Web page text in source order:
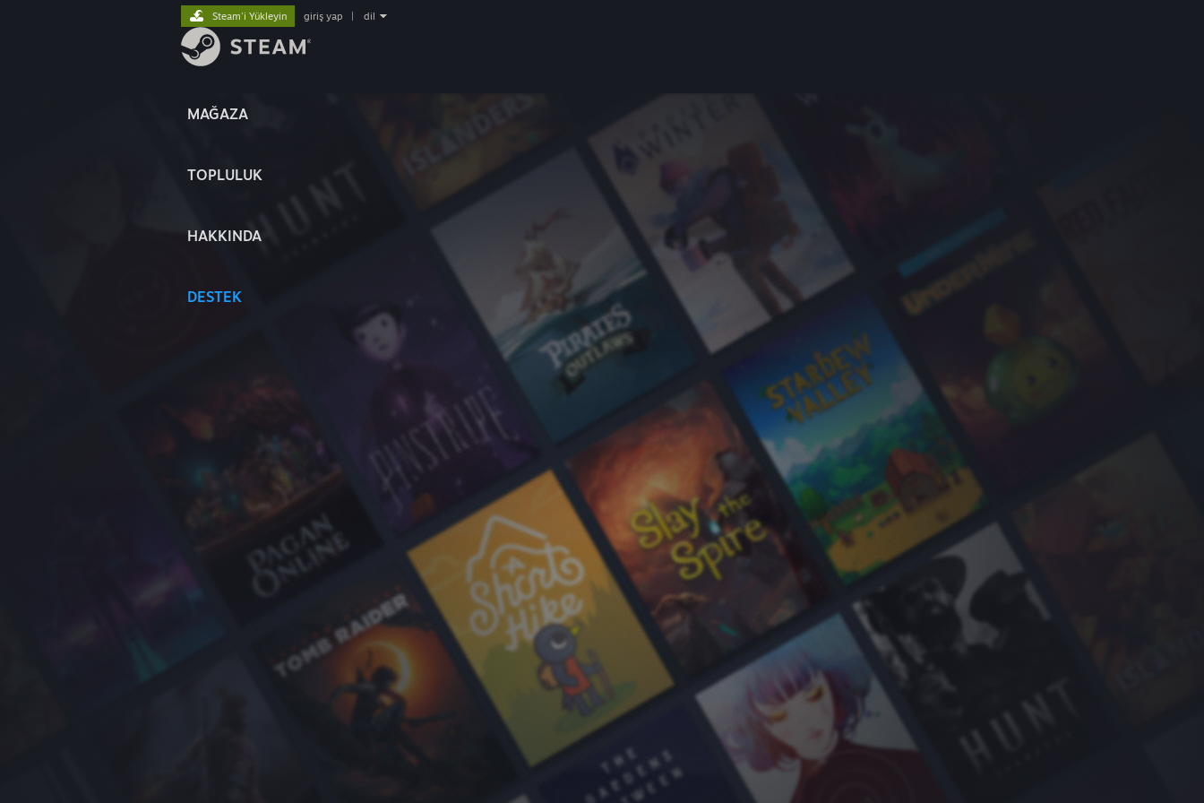
MAĞAZA
TOPLULUK
HAKKINDA
DESTEK
Steam'i Yükleyin giriş yap dil